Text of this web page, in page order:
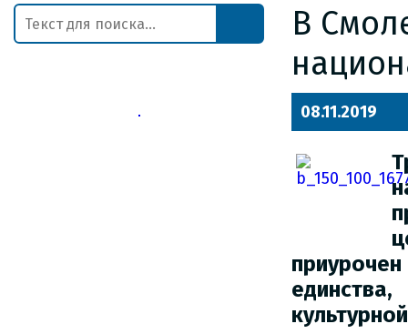
В
08.11.2019